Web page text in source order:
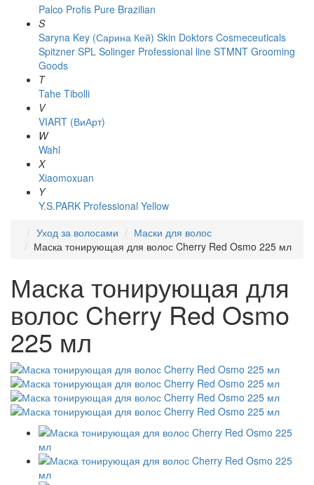
Palco Profis Pure Brazilian
S
Saryna Key (Сарина Кей) Skin Doktors Cosmeceuticals
Spitzner SPL Solinger Professional line STMNT Grooming
Goods
T
Tahe Tibolli
V
VIART (ВиАрт)
W
Wahl
X
Xiaomoxuan
Y
Y.S.PARK Professional Yellow
Уход за волосами
Маски для волос
Маска тонирующая для волос Cherry Red Osmo 225 мл
Маска тонирующая для
волос Cherry Red Osmo
225 мл